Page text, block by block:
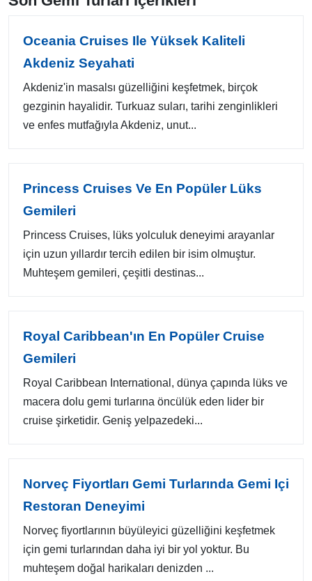
Oceania Cruises Ile Yüksek Kaliteli
Akdeniz Seyahati
Akdeniz'in masalsı güzelliğini keşfetmek, birçok
gezginin hayalidir. Turkuaz suları, tarihi zenginlikleri
ve enfes mutfağıyla Akdeniz, unut...
Princess Cruises Ve En Popüler Lüks
Gemileri
Princess Cruises, lüks yolculuk deneyimi arayanlar
için uzun yıllardır tercih edilen bir isim olmuştur.
Muhteşem gemileri, çeşitli destinas...
Royal Caribbean'ın En Popüler Cruise
Gemileri
Royal Caribbean International, dünya çapında lüks ve
macera dolu gemi turlarına öncülük eden lider bir
cruise şirketidir. Geniş yelpazedeki...
Norveç Fiyortları Gemi Turlarında Gemi Içi
Restoran Deneyimi
Norveç fiyortlarının büyüleyici güzelliğini keşfetmek
için gemi turlarından daha iyi bir yol yoktur. Bu
muhteşem doğal harikaları denizden ...